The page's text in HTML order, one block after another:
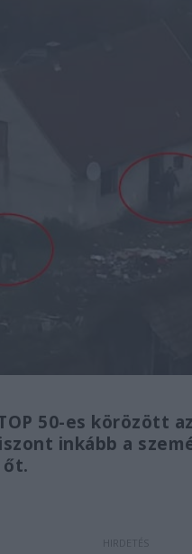
50-es körözött
inkább a